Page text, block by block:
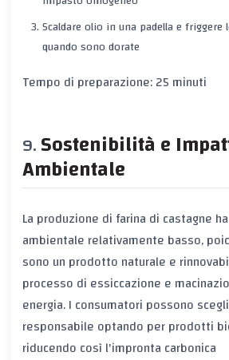
Scaldare olio in una padella e
quando sono dorate
Tempo di preparazione: 25 minuti
Sostenibilità e
Ambientale
La produzione di farina di castagne
ambientale relativamente basso,
sono un prodotto naturale e
processo di essiccazione e
energia. I consumatori possono
responsabile optando per prodotti
riducendo così l'impronta carbonica